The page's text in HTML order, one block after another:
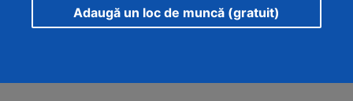
Adaugă un loc de muncă (gratuit)